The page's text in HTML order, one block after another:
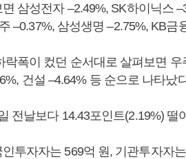
삼성전자 –2.49%, SK하이닉스
–0.37%, 삼성생명 –2.75%, KB금
락폭이 컸던 순서대로 살펴보면
건설 –4.64% 등 순으로 나타났
전날보다 14.43포인트(2.19%) 떨
투자자는 569억 원, 기관투자자